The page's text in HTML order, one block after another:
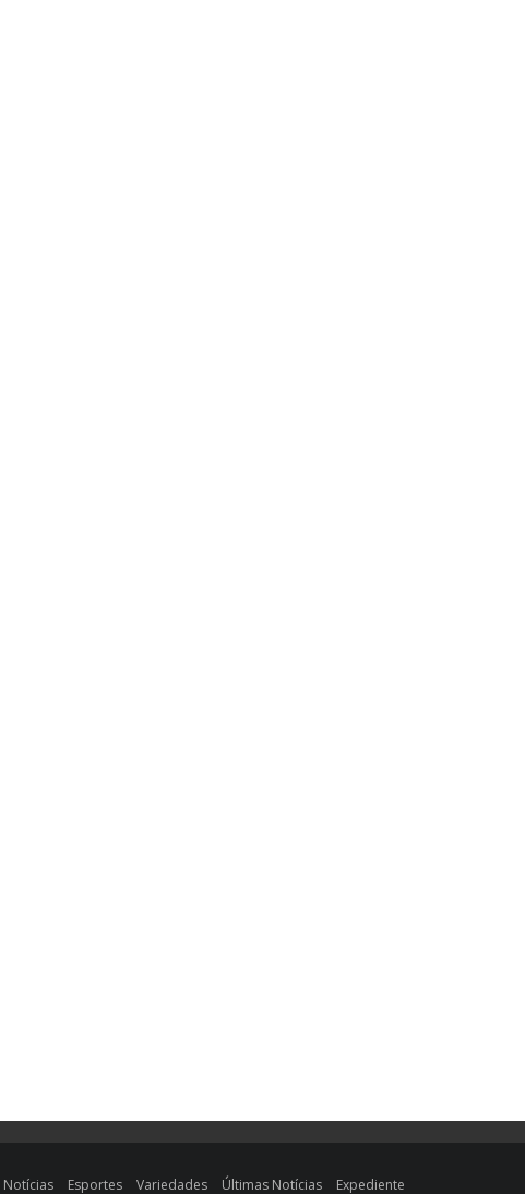
Notícias Esportes Variedades Últimas Notícias Expediente